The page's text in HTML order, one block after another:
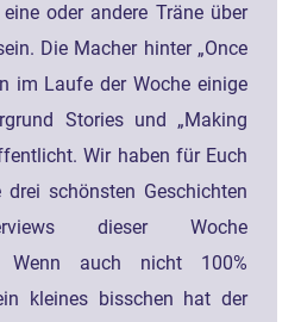
oder andere Träne über
Die Macher hinter „Once
im Laufe der Woche einige
Stories und „Making
Wir haben für Euch
schönsten Geschichten
dieser Woche
Wenn auch nicht 100%
kleines bisschen hat der